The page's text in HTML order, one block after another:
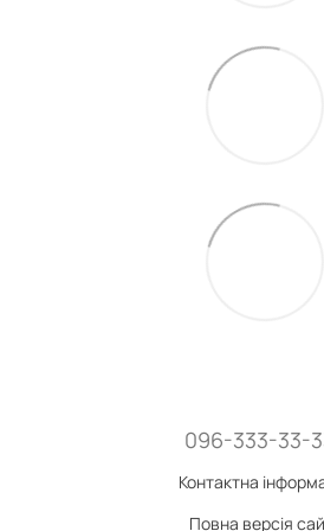
096-333-33-
Контактна
Повна версія